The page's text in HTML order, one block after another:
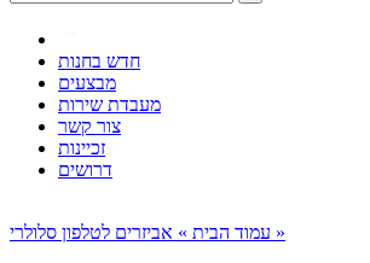
חדש בחנות
מבצעים
מעבדת שירות
צור קשר
זכיינות
דרושים
עמוד הבית » אביזרים לטלפון סלולרי »